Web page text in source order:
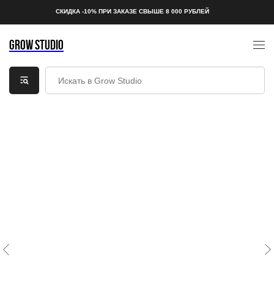
СКИДКА -10% ПРИ ЗАКАЗЕ СВЫШЕ 8 000 РУБЛЕЙ
GROW STUDIO